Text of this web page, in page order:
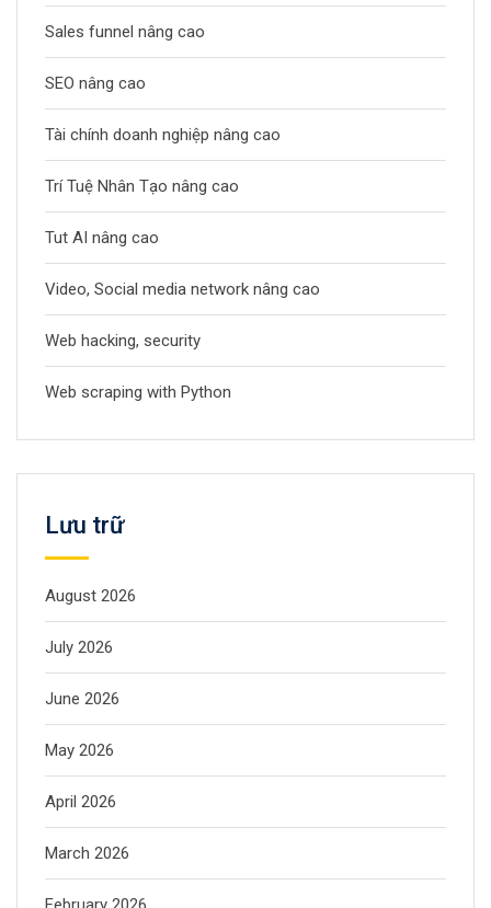
Sales funnel nâng cao
SEO nâng cao
Tài chính doanh nghiệp nâng cao
Trí Tuệ Nhân Tạo nâng cao
Tut AI nâng cao
Video, Social media network nâng cao
Web hacking, security
Web scraping with Python
Lưu trữ
August 2026
July 2026
June 2026
May 2026
April 2026
March 2026